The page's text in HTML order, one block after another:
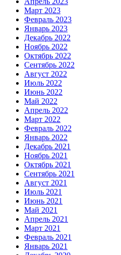
Март 2023
Февраль 2023
Январь 2023
Декабрь 2022
Ноябрь 2022
Октябрь 2022
Сентябрь 2022
Август 2022
Июль 2022
Июнь 2022
Май 2022
Апрель 2022
Март 2022
Февраль 2022
Январь 2022
Декабрь 2021
Ноябрь 2021
Октябрь 2021
Сентябрь 2021
Август 2021
Июль 2021
Июнь 2021
Май 2021
Апрель 2021
Март 2021
Февраль 2021
Январь 2021